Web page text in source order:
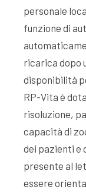
personale
funzione di
ricarica dopo
disponibilità
RP-Vita è
risoluzione,
capacità di
dei pazienti e
presente al
essere